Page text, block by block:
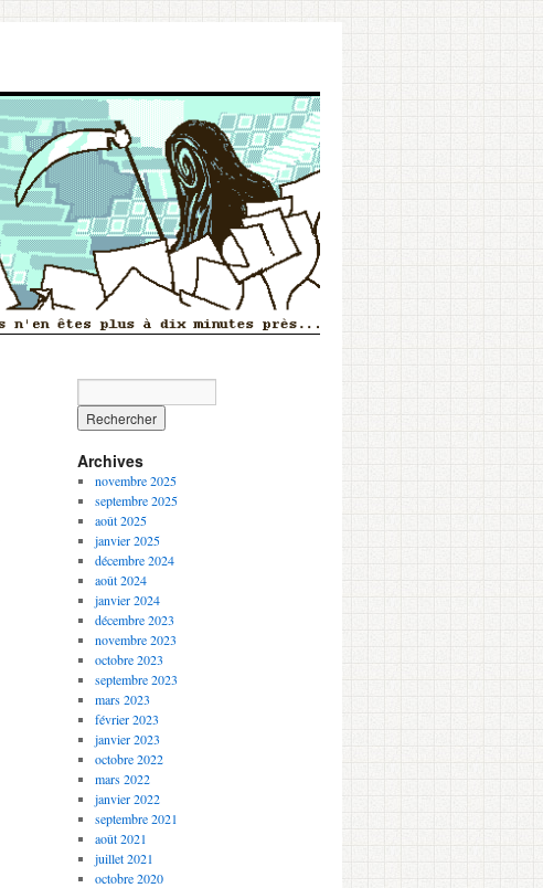
Archives
novembre 2025
septembre 2025
août 2025
janvier 2025
décembre 2024
août 2024
janvier 2024
décembre 2023
novembre 2023
octobre 2023
septembre 2023
mars 2023
février 2023
janvier 2023
octobre 2022
mars 2022
janvier 2022
septembre 2021
août 2021
juillet 2021
octobre 2020